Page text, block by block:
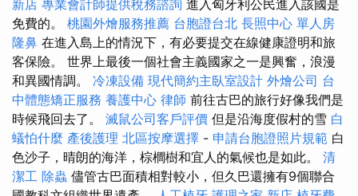
新店 專業會計師提供稅務諮詢 進入匈牙利公民進入該國是
免費的。 桃園外燴服務推薦 台胞證台北 長照中心 單人房
隆鼻 在進入島上的情況下，有必要提交在線健康證明和旅
客保險。 世界上最後一個社會主義國家之一是興奮，浪漫
和異國情調。 冷凍設備 現代簡約主臥室設計 外燴公司 台
中體態矯正服務 養護中心 律師 前往古巴的旅行好像我們是
時候飛回去了。 滅鼠公司客戶評價 但是沿海度假村的雪 白
蟻怕什麼 產後護理 北區按摩選擇 - 申請台胞證照片規範 白
色沙子，晴朗的海洋，棕櫚樹和宜人的氣候也是如此。 清
潔工 除蟲 儘管古巴面積相對較小，但久巴還擁有9個聯合